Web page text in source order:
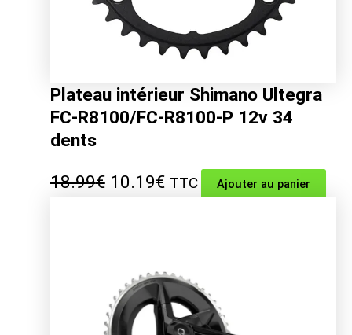
Plateau intérieur Shimano Ultegra
FC-R8100/FC-R8100-P 12v 34
dents
18.99€ Le
était :
18.99€.
10.19€Le
est :
10.19€.
TTC Ajouter au panier